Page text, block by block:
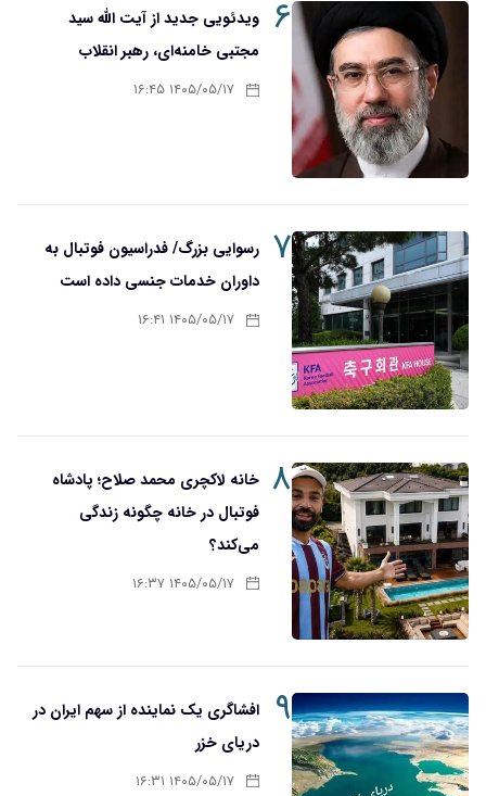
۶
ویدئویی جدید از آیت الله سید
مجتبی خامنه‌ای، رهبر انقلاب
۱۴۰۵/۰۵/۱۷ ۱۶:۴۵
۷ رسوایی بزرگ/ فدراسیون فوتبال به
داوران خدمات جنسی داده است
۱۴۰۵/۰۵/۱۷ ۱۶:۴۱
۸ خانه لاکچری محمد صلاح؛ پادشاه
فوتبال در خانه چگونه زندگی
می‌کند؟
۱۴۰۵/۰۵/۱۷ ۱۶:۳۷
۹
افشاگری یک نماینده از سهم ایران در
دریای خزر
۱۴۰۵/۰۵/۱۷ ۱۶:۳۱